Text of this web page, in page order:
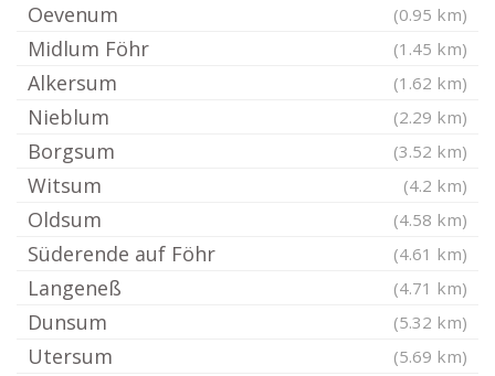
Oevenum (0.95 km)
Midlum Föhr (1.45 km)
Alkersum (1.62 km)
Nieblum (2.29 km)
Borgsum (3.52 km)
Witsum (4.2 km)
Oldsum (4.58 km)
Süderende auf Föhr (4.61 km)
Langeneß (4.71 km)
Dunsum (5.32 km)
Utersum (5.69 km)